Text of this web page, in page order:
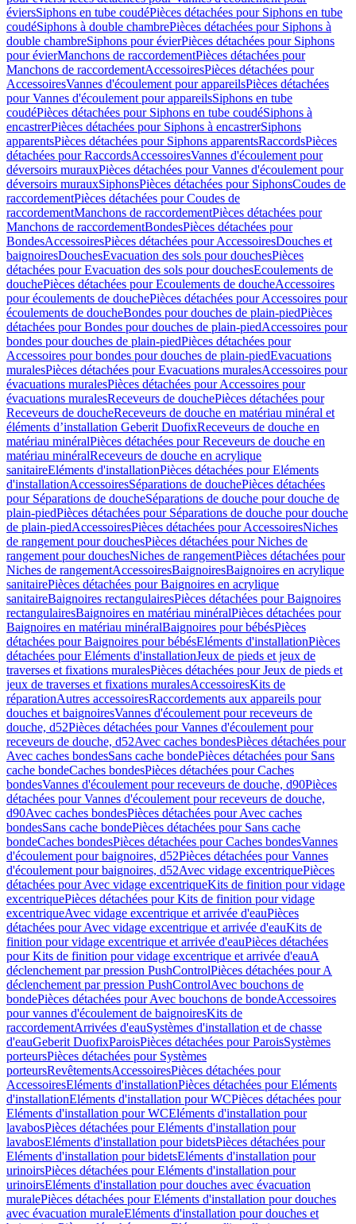
éviersSiphons en tube coudéPièces détachées pour Siphons en tube
coudéSiphons à double chambrePièces détachées pour Siphons à
double chambreSiphons pour évierPièces détachées pour Siphons
pour évierManchons de raccordementPièces détachées pour
Manchons de raccordementAccessoiresPièces détachées pour
AccessoiresVannes d'écoulement pour appareilsPièces détachées
pour Vannes d'écoulement pour appareilsSiphons en tube
coudéPièces détachées pour Siphons en tube coudéSiphons à
encastrerPièces détachées pour Siphons à encastrerSiphons
apparentsPièces détachées pour Siphons apparentsRaccordsPièces
détachées pour RaccordsAccessoiresVannes d'écoulement pour
déversoirs murauxPièces détachées pour Vannes d'écoulement pour
déversoirs murauxSiphonsPièces détachées pour SiphonsCoudes de
raccordementPièces détachées pour Coudes de
raccordementManchons de raccordementPièces détachées pour
Manchons de raccordementBondesPièces détachées pour
BondesAccessoiresPièces détachées pour AccessoiresDouches et
baignoiresDouchesEvacuation des sols pour douchesPièces
détachées pour Evacuation des sols pour douchesEcoulements de
douchePièces détachées pour Ecoulements de doucheAccessoires
pour écoulements de douchePièces détachées pour Accessoires pour
écoulements de doucheBondes pour douches de plain-piedPièces
détachées pour Bondes pour douches de plain-piedAccessoires pour
bondes pour douches de plain-piedPièces détachées pour
Accessoires pour bondes pour douches de plain-piedEvacuations
muralesPièces détachées pour Evacuations muralesAccessoires pour
évacuations muralesPièces détachées pour Accessoires pour
évacuations muralesReceveurs de douchePièces détachées pour
Receveurs de doucheReceveurs de douche en matériau minéral et
éléments d’installation Geberit DuofixReceveurs de douche en
matériau minéralPièces détachées pour Receveurs de douche en
matériau minéralReceveurs de douche en acrylique
sanitaireEléments d'installationPièces détachées pour Eléments
d'installationAccessoiresSéparations de douchePièces détachées
pour Séparations de doucheSéparations de douche pour douche de
plain-piedPièces détachées pour Séparations de douche pour douche
de plain-piedAccessoiresPièces détachées pour AccessoiresNiches
de rangement pour douchesPièces détachées pour Niches de
rangement pour douchesNiches de rangementPièces détachées pour
Niches de rangementAccessoiresBaignoiresBaignoires en acrylique
sanitairePièces détachées pour Baignoires en acrylique
sanitaireBaignoires rectangulairesPièces détachées pour Baignoires
rectangulairesBaignoires en matériau minéralPièces détachées pour
Baignoires en matériau minéralBaignoires pour bébésPièces
détachées pour Baignoires pour bébésEléments d'installationPièces
détachées pour Eléments d'installationJeux de pieds et jeux de
traverses et fixations muralesPièces détachées pour Jeux de pieds et
jeux de traverses et fixations muralesAccessoiresKits de
réparationAutres accessoiresRaccordements aux appareils pour
douches et baignoiresVannes d'écoulement pour receveurs de
douche, d52Pièces détachées pour Vannes d'écoulement pour
receveurs de douche, d52Avec caches bondesPièces détachées pour
Avec caches bondesSans cache bondePièces détachées pour Sans
cache bondeCaches bondesPièces détachées pour Caches
bondesVannes d'écoulement pour receveurs de douche, d90Pièces
détachées pour Vannes d'écoulement pour receveurs de douche,
d90Avec caches bondesPièces détachées pour Avec caches
bondesSans cache bondePièces détachées pour Sans cache
bondeCaches bondesPièces détachées pour Caches bondesVannes
d'écoulement pour baignoires, d52Pièces détachées pour Vannes
d'écoulement pour baignoires, d52Avec vidage excentriquePièces
détachées pour Avec vidage excentriqueKits de finition pour vidage
excentriquePièces détachées pour Kits de finition pour vidage
excentriqueAvec vidage excentrique et arrivée d'eauPièces
détachées pour Avec vidage excentrique et arrivée d'eauKits de
finition pour vidage excentrique et arrivée d'eauPièces détachées
pour Kits de finition pour vidage excentrique et arrivée d'eauA
déclenchement par pression PushControlPièces détachées pour A
déclenchement par pression PushControlAvec bouchons de
bondePièces détachées pour Avec bouchons de bondeAccessoires
pour vannes d'écoulement de baignoiresKits de
raccordementArrivées d'eauSystèmes d'installation et de chasse
d'eauGeberit DuofixParoisPièces détachées pour ParoisSystèmes
porteursPièces détachées pour Systèmes
porteursRevêtementsAccessoiresPièces détachées pour
AccessoiresEléments d'installationPièces détachées pour Eléments
d'installationEléments d'installation pour WCPièces détachées pour
Eléments d'installation pour WCEléments d'installation pour
lavabosPièces détachées pour Eléments d'installation pour
lavabosEléments d'installation pour bidetsPièces détachées pour
Eléments d'installation pour bidetsEléments d'installation pour
urinoirsPièces détachées pour Eléments d'installation pour
urinoirsEléments d'installation pour douches avec évacuation
muralePièces détachées pour Eléments d'installation pour douches
avec évacuation muraleEléments d'installation pour douches et